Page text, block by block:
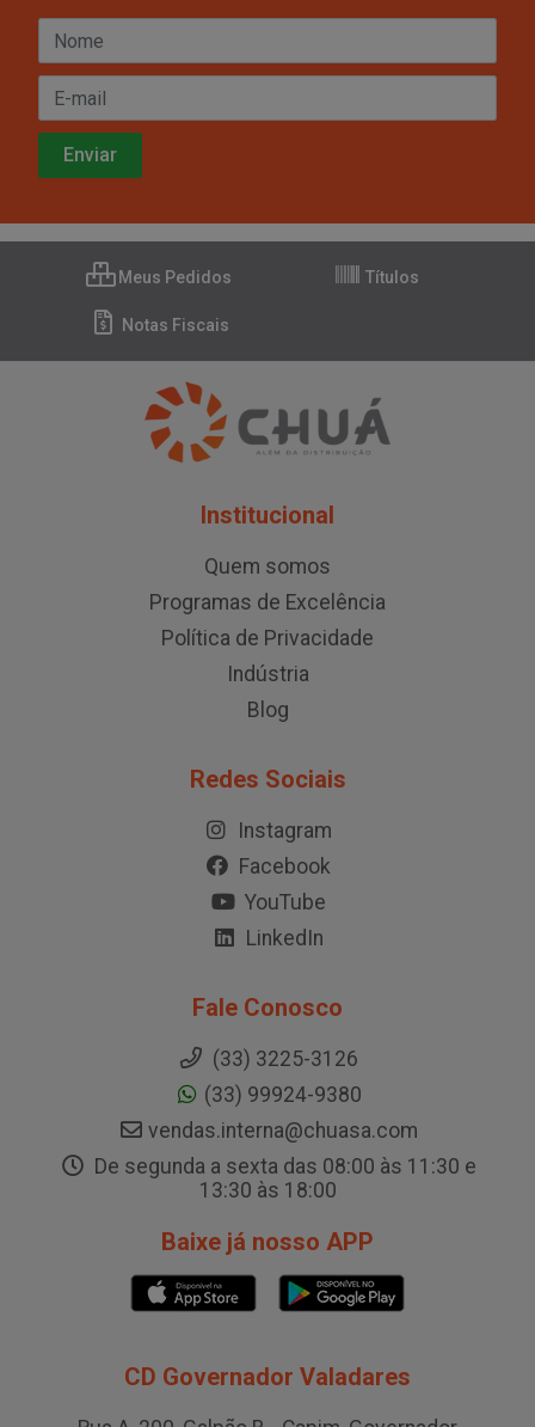
Meus Pedidos Títulos
Notas Fiscais
Institucional
Quem somos
Programas de Excelência
Política de Privacidade
Indústria
Blog
Redes Sociais
Instagram
Facebook
YouTube
LinkedIn
Fale Conosco
(33) 3225-3126
(33) 99924-9380
vendas.interna@chuasa.com
De segunda a sexta das 08:00 às 11:30 e
13:30 às 18:00
Baixe já nosso APP
CD Governador Valadares